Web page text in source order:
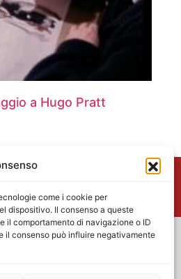
come i cookie per
dispositivo. Il consenso a queste
il comportamento di navigazione o ID
il consenso può influire negativamente
a Hugo Pratt